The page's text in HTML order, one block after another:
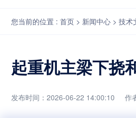
起重机主梁下挠和旁弯怎么判断？测量
您当前的位置 : 首页 > 新闻中心 > 技术
起重机主梁下挠
发布时间：2026-06-22 14:00:10 作